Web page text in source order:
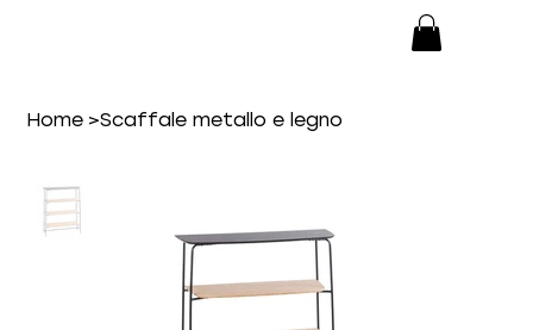
Home >Scaffale metallo e legno